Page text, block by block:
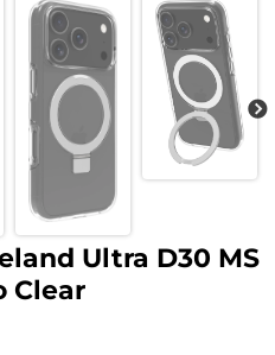
Ultra D30 MS
Clear